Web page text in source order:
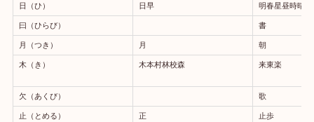
日（ひ） 日早 明春星昼時晴曜
曰（ひらび） 書
月（つき） 月 朝
木（き） 木本村林校森 来東楽
欠（あくび） 歌
止（とめる） 正 止歩